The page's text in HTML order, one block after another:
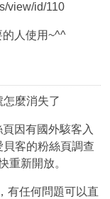
view/id/110
人使用~^^
麼消失了
因有國外駭客入
客的粉絲頁調查
重新開放。
有任何問題可以直